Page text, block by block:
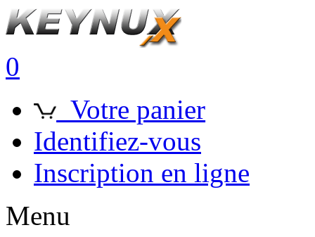
0
Votre panier
Identifiez-vous
Inscription en ligne
Menu